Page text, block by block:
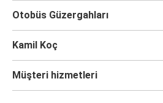
Otobüs Güzergahları
Kamil Koç
Müşteri hizmetleri